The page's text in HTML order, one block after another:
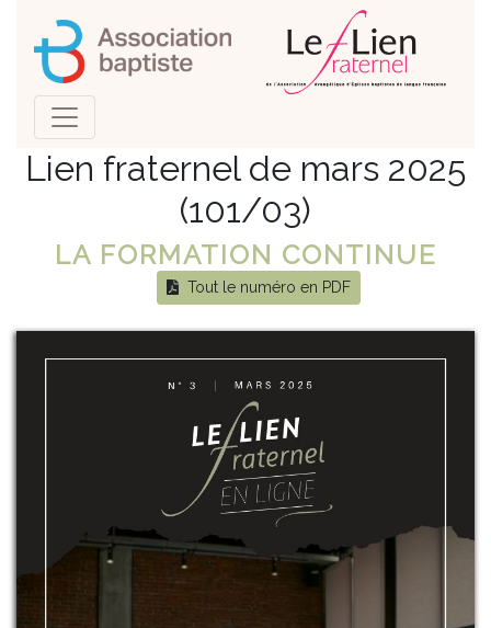
Lien fraternel de mars 2025
(101/03)
LA FORMATION CONTINUE
Tout le numéro en PDF